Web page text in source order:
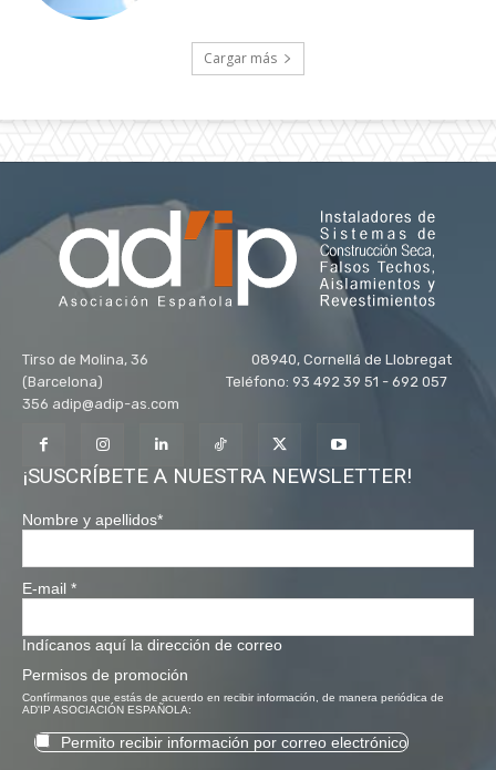
Cargar más
Tirso de Molina, 36 08940, Cornellá de Llobregat
(Barcelona) Teléfono: 93 492 39 51 - 692 057
356 adip@adip-as.com
¡SUSCRÍBETE A NUESTRA NEWSLETTER!
Nombre y apellidos*
E-mail *
Indícanos aquí la dirección de correo
Permisos de promoción
Confírmanos que estás de acuerdo en recibir información, de manera periódica de
AD'IP ASOCIACIÓN ESPAÑOLA:
Permito recibir información por correo electrónico